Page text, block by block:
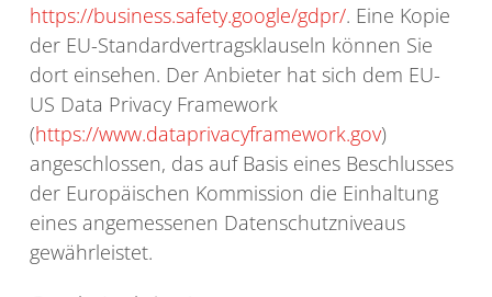
https://business.safety.google/gdpr/. Eine Kopie
der EU-Standardvertragsklauseln können Sie
dort einsehen. Der Anbieter hat sich dem EU-
US Data Privacy Framework
(https://www.dataprivacyframework.gov)
angeschlossen, das auf Basis eines Beschlusses
der Europäischen Kommission die Einhaltung
eines angemessenen Datenschutzniveaus
gewährleistet.